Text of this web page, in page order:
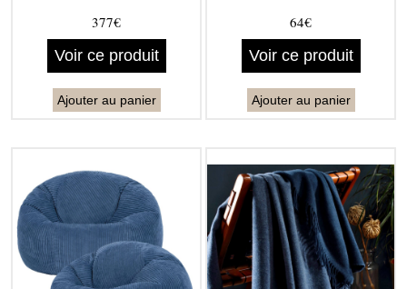
377€
Voir ce produit
Ajouter au panier
64€
Voir ce produit
Ajouter au panier